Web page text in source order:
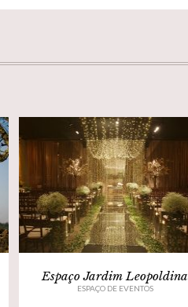
Espaço Jardim Leopoldina
ESPAÇO DE EVENTOS